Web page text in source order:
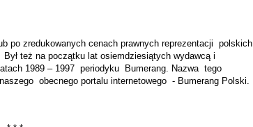
po zredukowanych cenach prawnych reprezentacji
polskich
Był też na początku lat osiemdziesiątych wydawcą i
1989 – 1997 periodyku Bumerang. Nazwa tego
obecnego portalu internetowego - Bumerang Polski.